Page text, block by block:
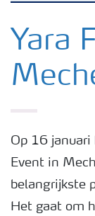
Gewassen
Toolbox
Grow the
Yara
Op 16 januari
Event in
belangrijkste
Het gaat om